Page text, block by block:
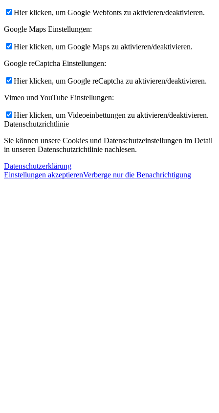
Hier klicken, um Google Webfonts zu aktivieren/deaktivieren.
Google Maps Einstellungen:
Hier klicken, um Google Maps zu aktivieren/deaktivieren.
Google reCaptcha Einstellungen:
Hier klicken, um Google reCaptcha zu aktivieren/deaktivieren.
Vimeo und YouTube Einstellungen:
Hier klicken, um Videoeinbettungen zu aktivieren/deaktivieren.
Datenschutzrichtlinie
Sie können unsere Cookies und Datenschutzeinstellungen im Detail
in unseren Datenschutzrichtlinie nachlesen.
Datenschutzerklärung
Einstellungen akzeptierenVerberge nur die Benachrichtigung